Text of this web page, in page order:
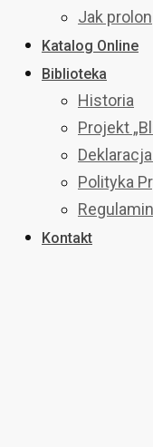
Jak
Katalog Online
Biblioteka
Historia
Projekt
Polityka
Regulamin
Kontakt